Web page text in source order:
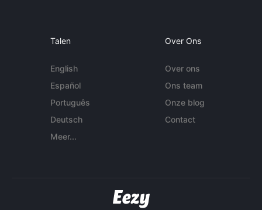
Talen
English
Español
Português
Deutsch
Meer...
Over Ons
Over ons
Ons team
Onze blog
Contact